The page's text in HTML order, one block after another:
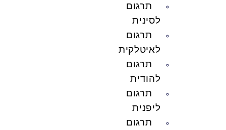
תרגום
לסינית
תרגום
לאיטלקית
תרגום
להודית
תרגום
ליפנית
תרגום